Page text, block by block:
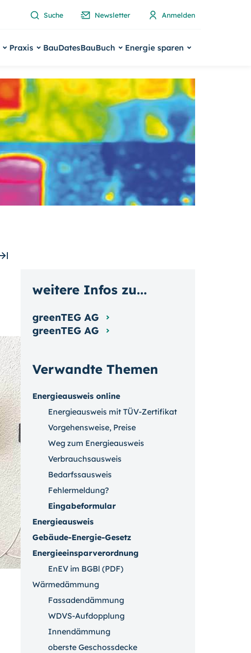
Suche Newsletter Anmelden
Praxis BauDatesBauBuch Energie sparen
Verwandte Themen
Energieausweis online
Energieausweis mit TÜV-Zertifikat
Vorgehensweise, Preise
Weg zum Energieausweis
Verbrauchsausweis
Bedarfssausweis
Fehlermeldung?
Eingabeformular
Energieausweis
Gebäude-Energie-Gesetz
Energieeinsparverordnung
EnEV im BGBl (PDF)
Wärmedämmung
Fassadendämmung
WDVS-Aufdopplung
Innendämmung
oberste Geschossdecke
weitere Infos zu...
greenTEG AG
greenTEG AG